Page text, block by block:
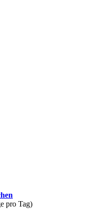
pro Tag)